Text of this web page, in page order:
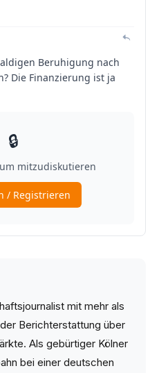
mit mehr als
Berichterstattung über
Als gebürtiger Kölner
bei einer deutschen